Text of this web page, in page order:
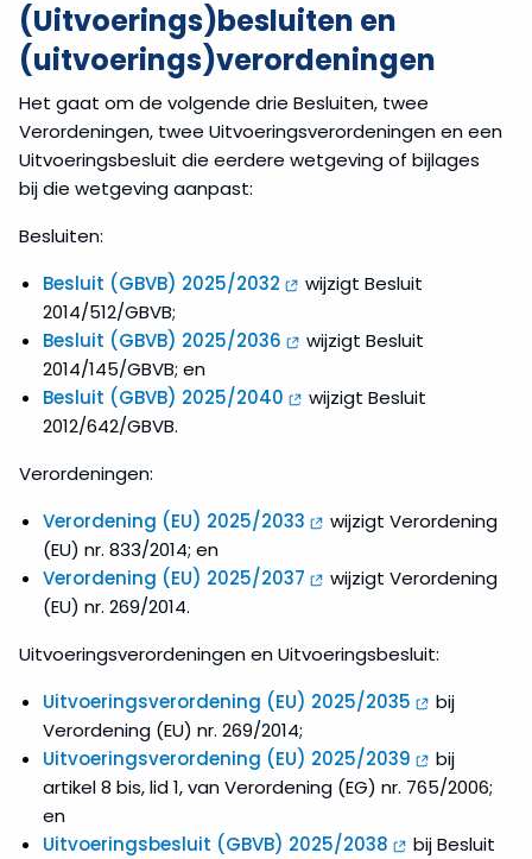
(Uitvoerings)besluiten en
(uitvoerings)verordeningen
Het gaat om de volgende drie Besluiten, twee
Verordeningen, twee Uitvoeringsverordeningen en een
Uitvoeringsbesluit die eerdere wetgeving of bijlages
bij die wetgeving aanpast:
Besluiten:
Besluit (GBVB) 2025/2032
wijzigt Besluit
2014/512/GBVB;
Besluit (GBVB) 2025/2036
wijzigt Besluit
2014/145/GBVB; en
Besluit (GBVB) 2025/2040
wijzigt Besluit
2012/642/GBVB.
Verordeningen:
Verordening (EU) 2025/2033
wijzigt Verordening
(EU) nr. 833/2014; en
Verordening (EU) 2025/2037
wijzigt Verordening
(EU) nr. 269/2014.
Uitvoeringsverordeningen en Uitvoeringsbesluit:
Uitvoeringsverordening (EU) 2025/2035
bij
Verordening (EU) nr. 269/2014;
Uitvoeringsverordening (EU) 2025/2039
bij
artikel 8 bis, lid 1, van Verordening (EG) nr. 765/2006;
en
Uitvoeringsbesluit (GBVB) 2025/2038
bij Besluit